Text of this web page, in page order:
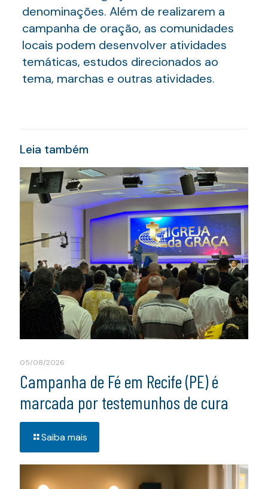
denominações. Além de realizarem a
campanha de oração, as comunidades
locais podem desenvolver atividades
temáticas, estudos direcionados ao
tema, marchas e outras atividades.
Leia também
05/08/2026
Campanha de Fé em Recife (PE) é
marcada por testemunhos de cura
Saiba mais